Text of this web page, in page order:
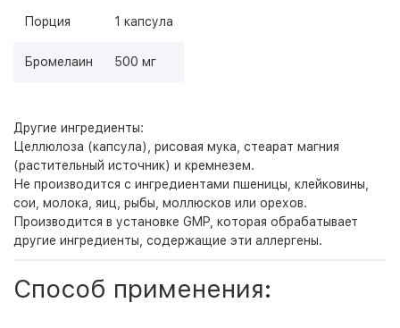
Порция 1 капсула
Бромелаин 500 мг
Другие ингредиенты:
Целлюлоза (капсула), рисовая мука, стеарат магния
(растительный источник) и кремнезем.
Не производится с ингредиентами пшеницы, клейковины,
сои, молока, яиц, рыбы, моллюсков или орехов.
Производится в установке GMP, которая обрабатывает
другие ингредиенты, содержащие эти аллергены.
Способ применения: